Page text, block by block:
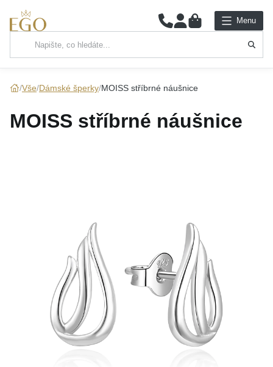
0 Menu
Hlavní kategorie
KOLEKCE
Vše Dámské šperky MOISS stříbrné náušnice
MOISS stříbrné náušnice